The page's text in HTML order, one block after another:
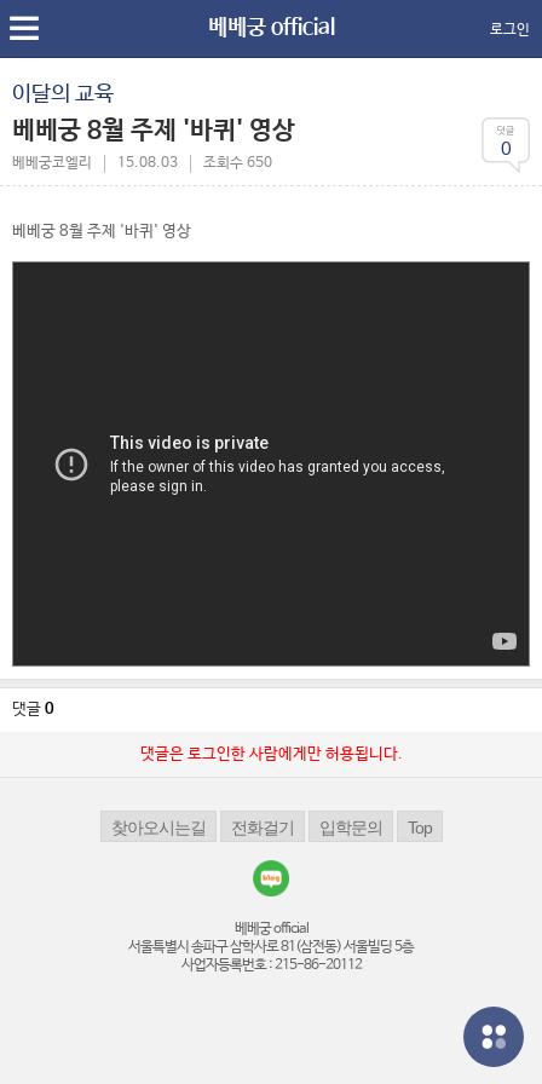
베베궁 official 로그인
이달의 교육
베베궁 8월 주제 '바퀴' 영상
베베궁코엘리 15.08.03 조회수 650
0
베베궁 8월 주제 '바퀴' 영상
댓글 0
댓글은 로그인한 사람에게만 허용됩니다.
베베궁 official
서울특별시 송파구 삼학사로 81(삼전동) 서울빌딩 5층
사업자등록번호 : 215-86-20112